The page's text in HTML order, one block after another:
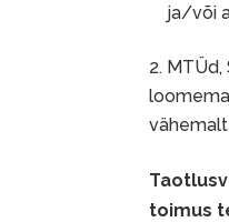
ja/või
MTÜd,
vähemalt
toimus